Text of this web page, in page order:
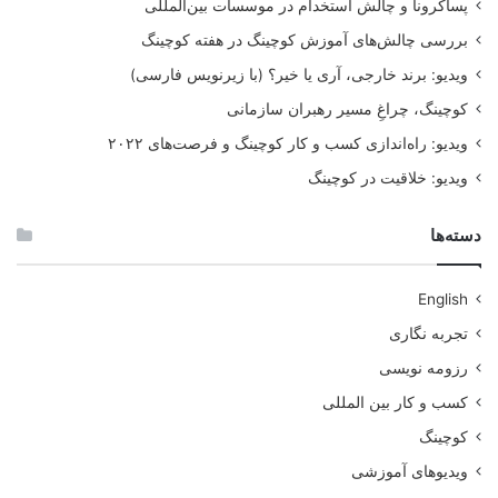
رزومه کاری فارسی یا انگلیسی؟
برای یک درخواست کار استاندارد باید رزومه خود را به زبان کشور
مورد نظر یا حداقل به زبان انگلیسی آماده ‌کنید. اطمینان حاصل کنید
که رزومه‌تان به روز است تا بتواند مهارت‌های عمومی و فرهنگی
شما را نشان دهد. اینگونه کارفرما یا شرکت های واسطه استخدامی
مشخصات شما را با نیازهای شرکت و موسسه مقصد تطابق دهند.
پساکرونا و چالش استخدام در موسسات بین‌المللی
بررسی چالش‌های آموزش کوچینگ در هفته کوچینگ
ویدیو: برند خارجی، آری یا خیر؟ (با زیرنویس فارسی)
کوچینگ، چراغِ مسیر رهبران سازمانی
ویدیو: راه‌اندازی کسب و کار کوچینگ و فرصت‌های ۲۰۲۲
ویدیو: خلاقیت در کوچینگ
دسته‌ها
English
تجربه نگاری
رزومه نویسی
کسب و کار بین المللی
کوچینگ
ویدیوهای آموزشی